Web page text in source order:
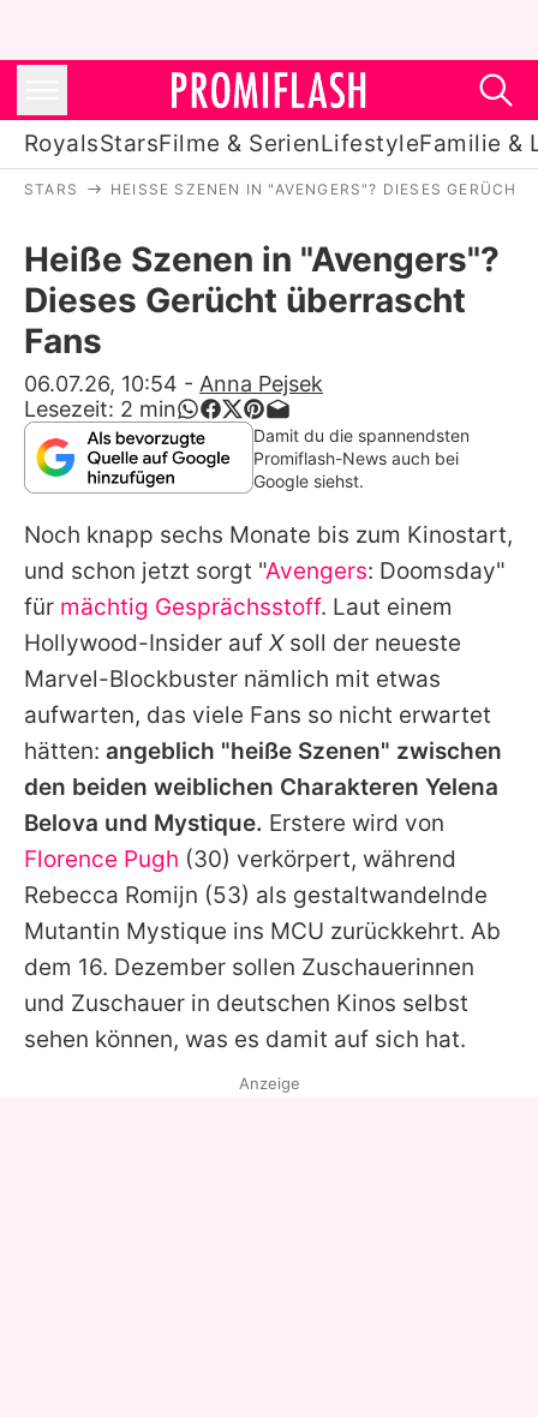
RoyalsStarsFilme & SerienLifestyleFamilie &
Stars
Filme & Serien
Lifestyle
Familie & Liebe
Promiflash Exklusiv
Alle Themen auf Promiflash
Jobs
App runterladen
Team
Redaktionelle Richtlinien
Impressum
Datenschutzerklärung
Nutzungsbedingungen
Utiq verwalten
STARS HEISSE SZENEN IN "AVENGERS"? DIESES GERÜCHT
Heiße Szenen in "Avengers"?
Dieses Gerücht überrascht
Fans
06.07.26, 10:54 - Anna Pejsek
Lesezeit: 2 min
Damit du die spannendsten
Promiflash-News auch bei
Google siehst.
Noch knapp sechs Monate bis zum Kinostart,
und schon jetzt sorgt "Avengers: Doomsday"
für mächtig Gesprächsstoff. Laut einem
Hollywood-Insider auf Xsoll der neueste
Marvel-Blockbuster nämlich mit etwas
aufwarten, das viele Fans so nicht erwartet
hätten: angeblich "heiße Szenen" zwischen
den beiden weiblichen Charakteren Yelena
Belova und Mystique. Erstere wird von
Florence Pugh (30) verkörpert, während
Rebecca Romijn (53) als gestaltwandelnde
Mutantin Mystique ins MCU zurückkehrt. Ab
dem 16. Dezember sollen Zuschauerinnen
und Zuschauer in deutschen Kinos selbst
sehen können, was es damit auf sich hat.
Anzeige